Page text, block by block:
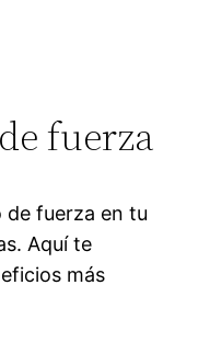
fuerza
fuerza en tu
Aquí te
más